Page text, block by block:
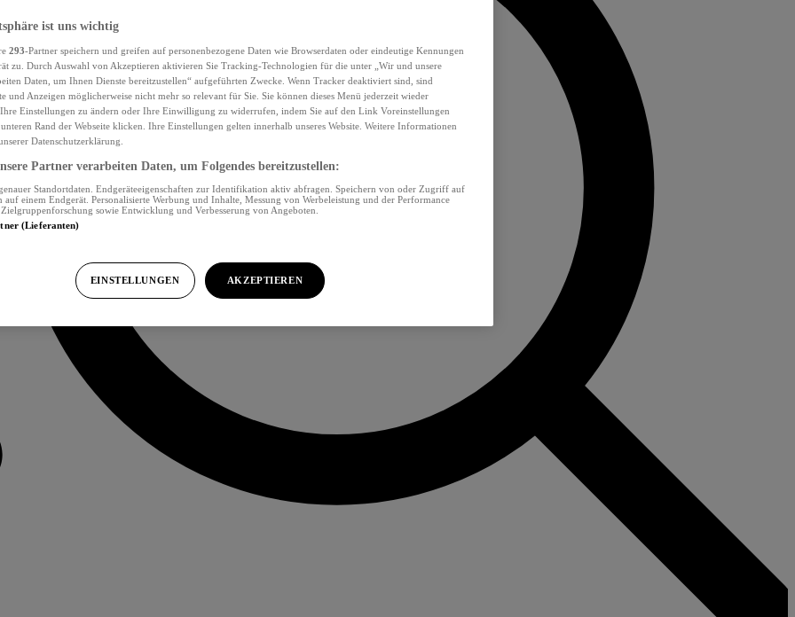
ist uns wichtig
293-Partner speichern und greifen auf personenbezogene Daten wie Browserdaten oder eindeutige Kennungen
zu. Durch Auswahl von Akzeptieren aktivieren Sie Tracking-Technologien für die unter „Wir und unsere
Daten, um Ihnen Dienste bereitzustellen“ aufgeführten Zwecke. Wenn Tracker deaktiviert sind, sind
und Anzeigen möglicherweise nicht mehr so relevant für Sie. Sie können dieses Menü jederzeit wieder
Einstellungen zu ändern oder Ihre Einwilligung zu widerrufen, indem Sie auf den Link Voreinstellungen
Rand der Webseite klicken. Ihre Einstellungen gelten innerhalb unseres Website. Weitere Informationen
Datenschutzerklärung.
Partner verarbeiten Daten, um Folgendes bereitzustellen:
Standortdaten. Endgeräteeigenschaften zur Identifikation aktiv abfragen. Speichern von oder Zugriff auf
einem Endgerät. Personalisierte Werbung und Inhalte, Messung von Werbeleistung und der Performance
sowie Entwicklung und Verbesserung von Angeboten.
(Lieferanten)
EINSTELLUNGEN AKZEPTIEREN